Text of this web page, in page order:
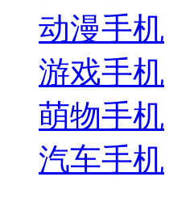
动漫手机
游戏手机
萌物手机
汽车手机